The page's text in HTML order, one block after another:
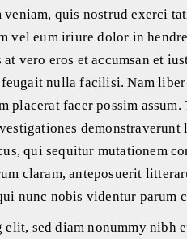
quis nostrud exerci
vel eum iriure dolor in
vero eros et accumsan et
nulla facilisi. Nam
facer possim
demonstraverunt
qui sequitur mutationem
claram, anteposuerit
nunc nobis videntur parum
sed diam nonummy nibh